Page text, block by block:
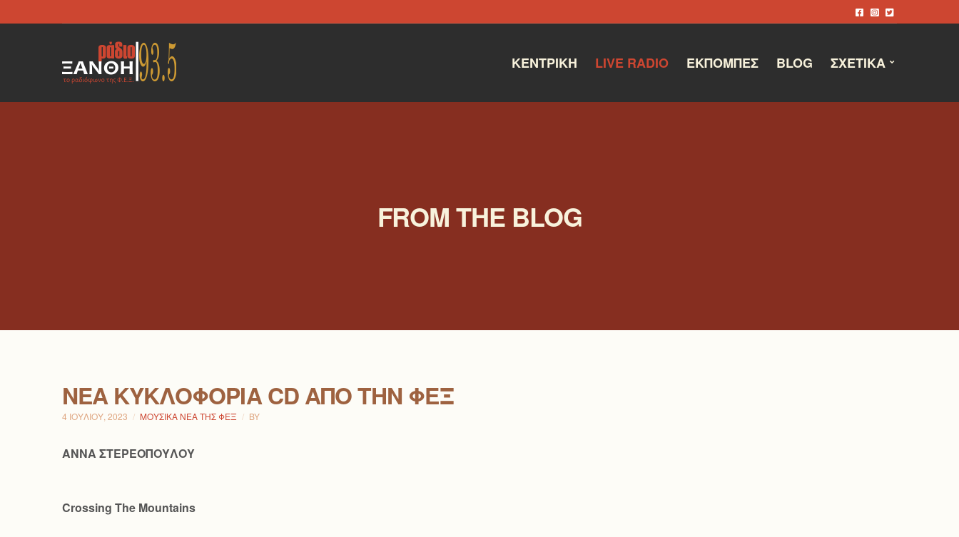
ΚΕΝΤΡΙΚΉ LIVE RADIO ΕΚΠΟΜΠΈΣ BLOG ΣΧΕΤΙΚΆ
FROM THE BLOG
ΝΕΑ ΚΥΚΛΟΦΟΡΙΑ CD ΑΠΟ ΤΗΝ ΦΕΞ
4 ΙΟΥΛΊΟΥ, 2023 ΜΟΥΣΙΚΆ ΝΈΑ ΤΗΣ ΦΕΞ BY
ΑΝΝΑ ΣΤΕΡΕΟΠΟΥΛΟΥ
Crossing The Mountains